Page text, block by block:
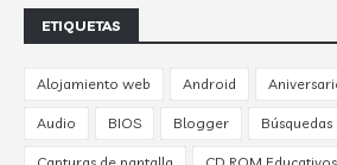
ETIQUETAS
Alojamiento web Android
Audio BIOS Blogger Búsquedas